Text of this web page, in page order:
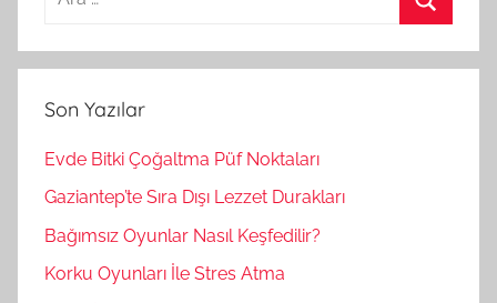
a
a
r
Son Yazılar
Evde Bitki Çoğaltma Püf Noktaları
Gaziantep’te Sıra Dışı Lezzet Durakları
Bağımsız Oyunlar Nasıl Keşfedilir?
Korku Oyunları İle Stres Atma